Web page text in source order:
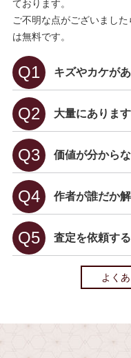
ております。
ご不明な点がございまし
は無料です。
キズやカケが
大量にありま
価値が分から
作者が誰だか
査定を依頼す
よく